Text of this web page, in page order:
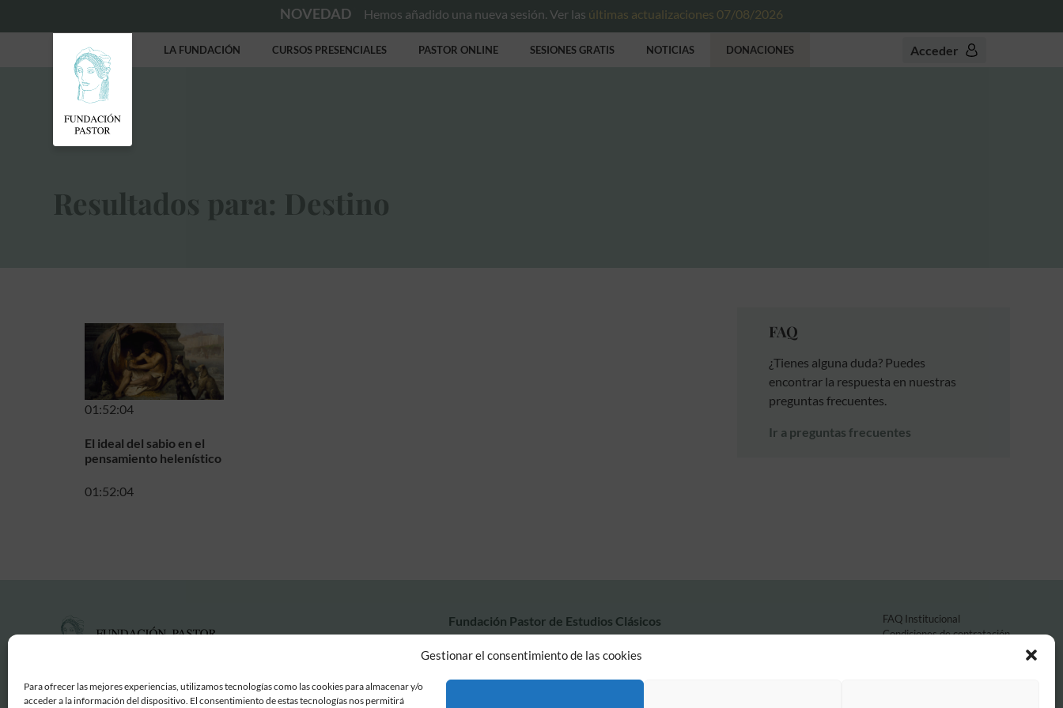
Gestionar el consentimiento de las cookies
Para ofrecer las mejores experiencias, utilizamos tecnologías como las cookies para almacenar y/o
acceder a la información del dispositivo. El consentimiento de estas tecnologías nos permitirá
NOVEDAD Hemos añadido una nueva sesión. Ver las últimas actualizaciones 07/08/2026
LA FUNDACIÓN CURSOS PRESENCIALES PASTOR ONLINE SESIONES GRATIS NOTICIAS DONACIONES Acceder
Resultados para: Destino
01:52:04
El ideal del sabio en el
pensamiento helenístico
01:52:04
FAQ
¿Tienes alguna duda? Puedes
encontrar la respuesta en nuestras
preguntas frecuentes.
Ir a preguntas frecuentes
Fundación Pastor de Estudios Clásicos
Calle Serrano, 107. Madrid, 28006.
915617236
2026 Todos los derechos reservados © Fundación Pastor. Sitio web desarrollado por
FAQ Institucional
Condiciones de contratación